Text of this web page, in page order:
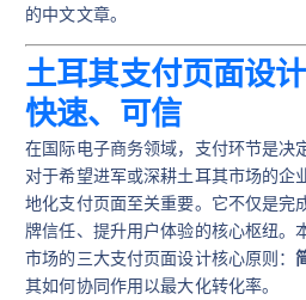
的中文文章。
土耳其支付页面设
快速、可信
在国际电子商务领域，支付环节是决
对于希望进军或深耕土耳其市场的企
地化支付页面至关重要。它不仅是完
牌信任、提升用户体验的核心枢纽。
市场的三大支付页面设计核心原则：
其如何协同作用以最大化转化率。